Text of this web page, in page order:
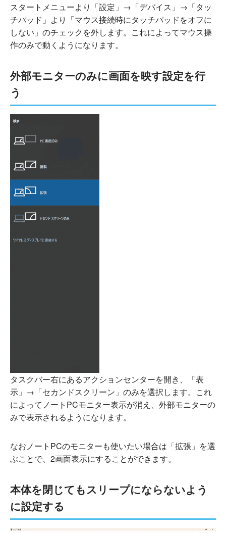
スタートメニューより「設定」→「デバイス」→「タッ
チパッド」より「マウス接続時にタッチパッドをオフに
しない」のチェックを外します。これによってマウス操
作のみで動くようになります。
外部モニターのみに画面を映す設定を行
う
タスクバー右にあるアクションセンターを開き、「表
示」→「セカンドスクリーン」のみを選択します。これ
によってノートPCモニター表示が消え、外部モニターの
みで表示されるようになります。
なおノートPCのモニターも使いたい場合は「拡張」を選
ぶことで、2画面表示にすることができます。
本体を閉じてもスリープにならないよう
に設定する